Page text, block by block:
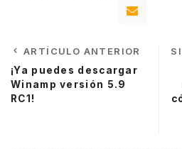
ARTÍCULO ANTERIOR
¡Ya puedes descargar
Winamp versión 5.9
RC1!